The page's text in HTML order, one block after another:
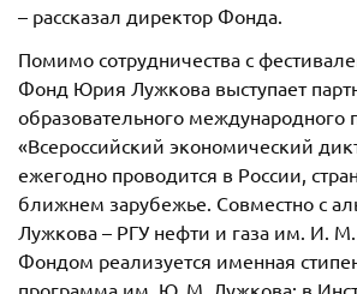
– рассказал директор Фонда.
Помимо сотрудничества с
Фонд Юрия Лужкова выступает
образовательного международного
«Всероссийский экономический
ежегодно проводится в России,
ближнем зарубежье. Совместно с
Лужкова – РГУ нефти и газа им. И. М.
Фондом реализуется именная
программа им. Ю. М. Лужкова; в